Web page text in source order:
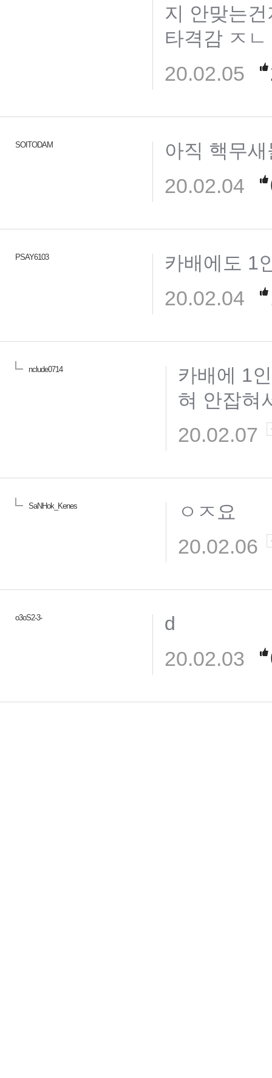
지 안맞는
타격감 ㅈ
20.02.05
SOITODAM 아직 핵무
20.02.04
PSAY6103 카배에도 1
20.02.04
nclude0714
카배에 1
혀 안잡혀
20.02.07
SaNHok_Kenes ㅇㅈ요
20.02.06
o3oS2-3- d
20.02.03